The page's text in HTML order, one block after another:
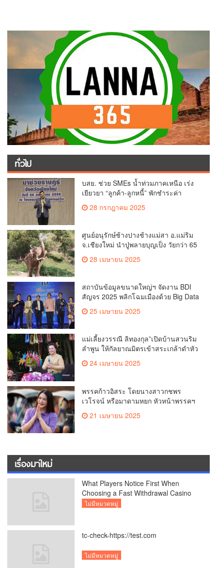
ทั่วไป
บสย. ช่วย SMEs น้ำท่วมภาคเหนือ เร่ง
เยียวยา “ลูกค้า-ลูกหนี้” พักชำระค่า
28 กรกฎาคม 2025
ศูนย์อนุรักษ์ช้างปางช้างแม่สา อ.แม่ริม
จ.เชียงใหม่ นำปู่พลายบุญเป็ง วัยกว่า 65
28 เมษายน 2025
สถาบันข้อมูลขนาดใหญ่ฯ จัดงาน BDI
สัญจร 2025 พลิกโฉมเมืองด้วย Big Data
& AI ครั้งที่ 2 ที่ จ.เชียงใหม่ ผลักดันการใช้
ข้อมูลเพื่อยกระดับเมือง สังคม และ
25 เมษายน 2025
แม่เลี้ยงวรรณี ลิทองกุล”เปิดบ้านสวนริม
ลำพูน ให้กัลยาณมิตรเข้าสระเกล้าดำหัว
ขอพรเนื่องในประเพณีสงกรานต์ 2568
เพื่อสืบสาน อนุรักษ์ประเพณีอันดีงามที่
24 เมษายน 2025
พรรคก้าวอิสระ โดยนางสาวกชพร
เวโรจน์ หรือมาดามหยก หัวหน้าพรรคฯ
พรรคก้าวอิสระ ครั้งที่ 1/2568 โ
21 เมษายน 2025
เรื่องมาใหม่
What Players Notice First When
Choosing a Fast Withdrawal Casino
UK
ไม่มีหมวดหมู่
tc-check-https://test.com
ไม่มีหมวดหมู่